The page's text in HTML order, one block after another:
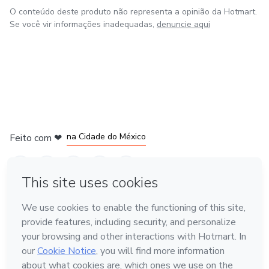
O conteúdo deste produto não representa a opinião da Hotmart.
Se você vir informações inadequadas, denuncie aqui
Feito com ❤ na Cidade do México
Conheça a Hotmart
Idioma
Português